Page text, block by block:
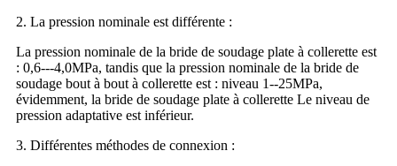
2. La pression nominale est différente :
La pression nominale de la bride de soudage plate à collerette est
: 0,6---4,0MPa, tandis que la pression nominale de la bride de
soudage bout à bout à collerette est : niveau 1--25MPa,
évidemment, la bride de soudage plate à collerette Le niveau de
pression adaptative est inférieur.
3. Différentes méthodes de connexion :